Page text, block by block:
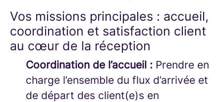
Vos missions principales : accueil,
coordination et satisfaction client
au cœur de la réception
Coordination de l’accueil : Prendre en
charge l’ensemble du flux d’arrivée et
de départ des client(e)s en